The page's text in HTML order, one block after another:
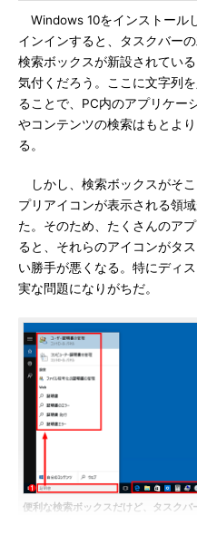
Windows 10をインストール
インインすると、タスクバー
検索ボックスが新設されてい
気付くだろう。ここに文字列
ることで、PC内のアプリケー
やコンテンツの検索はもとよ
る。
しかし、検索ボックスがそ
プリアイコンが表示される領
た。そのため、たくさんのア
ると、それらのアイコンがタ
い勝手が悪くなる。特にディ
実な問題になりがちだ。
便利な検索ボックスだけど、タスクバ